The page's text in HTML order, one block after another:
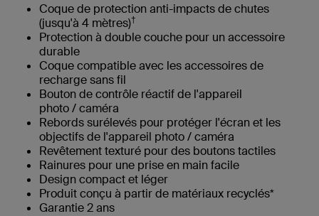
Coque de protection anti-impacts de chutes
(jusqu'à 4 mètres)†
Protection à double couche pour un accessoire
durable
Coque compatible avec les accessoires de
recharge sans fil
Bouton de contrôle réactif de l'appareil
photo / caméra
Rebords surélevés pour protéger l'écran et les
objectifs de l'appareil photo / caméra
Revêtement texturé pour des boutons tactiles
Rainures pour une prise en main facile
Design compact et léger
Produit conçu à partir de matériaux recyclés*
Garantie 2 ans